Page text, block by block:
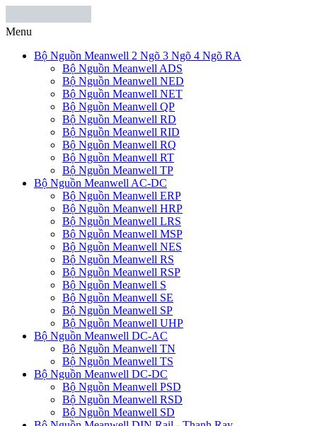
Menu
Bộ Nguồn Meanwell 2 Ngõ 3 Ngõ 4 Ngõ RA
Bộ Nguồn Meanwell ADS
Bộ Nguồn Meanwell NED
Bộ Nguồn Meanwell NET
Bộ Nguồn Meanwell QP
Bộ Nguồn Meanwell RD
Bộ Nguồn Meanwell RID
Bộ Nguồn Meanwell RQ
Bộ Nguồn Meanwell RT
Bộ Nguồn Meanwell TP
Bộ Nguồn Meanwell AC-DC
Bộ Nguồn Meanwell ERP
Bộ Nguồn Meanwell HRP
Bộ Nguồn Meanwell LRS
Bộ Nguồn Meanwell MSP
Bộ Nguồn Meanwell NES
Bộ Nguồn Meanwell RS
Bộ Nguồn Meanwell RSP
Bộ Nguồn Meanwell S
Bộ Nguồn Meanwell SE
Bộ Nguồn Meanwell SP
Bộ Nguồn Meanwell UHP
Bộ Nguồn Meanwell DC-AC
Bộ Nguồn Meanwell TN
Bộ Nguồn Meanwell TS
Bộ Nguồn Meanwell DC-DC
Bộ Nguồn Meanwell PSD
Bộ Nguồn Meanwell RSD
Bộ Nguồn Meanwell SD